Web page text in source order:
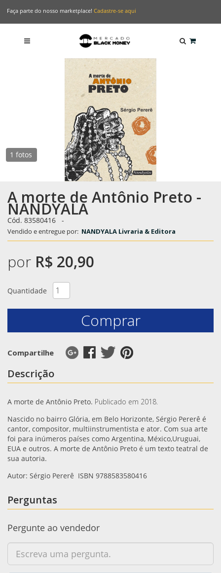
Faça parte do nosso marketplace! Cadastre-se aqui
1 fotos
A morte de Antônio Preto -
NANDYALA
Cód. 83580416 -
Vendido e entregue por: NANDYALA Livraria & Editora
por R$ 20,90
Quantidade
Comprar
Compartilhe
Descrição
A morte de Antônio Preto. Publicado em 2018.
Nascido no bairro Glória, em Belo Horizonte, Sérgio Pererê é
cantor, compositor, multiinstrumentista e ator. Com sua arte
foi para inúmeros países como Argentina, México,Uruguai,
EUA e outros. A morte de Antônio Preto é um texto teatral de
sua autoria.
Autor: Sérgio Pererê ISBN 9788583580416
Perguntas
Pergunte ao vendedor